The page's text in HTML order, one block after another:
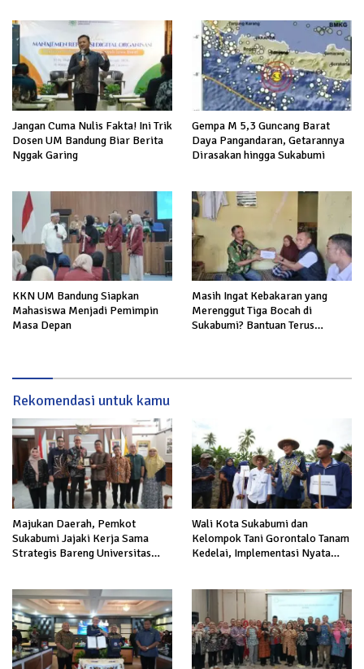
Jangan Cuma Nulis Fakta! Ini Trik
Dosen UM Bandung Biar Berita
Nggak Garing
Gempa M 5,3 Guncang Barat
Daya Pangandaran, Getarannya
Dirasakan hingga Sukabumi
KKN UM Bandung Siapkan
Mahasiswa Menjadi Pemimpin
Masa Depan
Masih Ingat Kebakaran yang
Merenggut Tiga Bocah di
Sukabumi? Bantuan Terus
Rekomendasi untuk kamu
Majukan Daerah, Pemkot
Sukabumi Jajaki Kerja Sama
Strategis Bareng Universitas
Wali Kota Sukabumi dan
Kelompok Tani Gorontalo Tanam
Kedelai, Implementasi Nyata